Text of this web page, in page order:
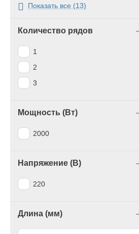
Термопластичный каучук
черный
Показать все (13)
Количество рядов
1
2
3
Мощность (Вт)
2000
Напряжение (В)
220
Длина (мм)